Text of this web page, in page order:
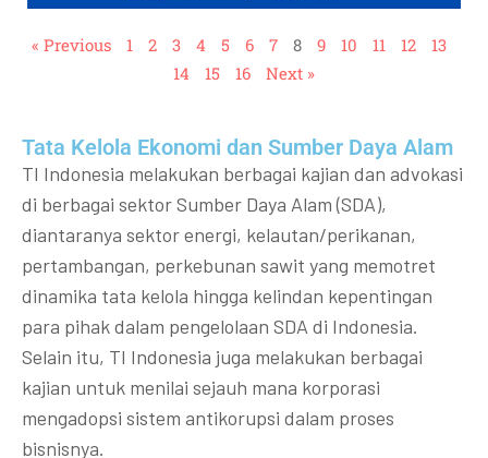
« Previous 1 2 3 4 5 6 7 8 9 10 11 12
13
14
15 16 Next »
Tata Kelola Ekonomi dan Sumber Daya Alam
TI Indonesia melakukan berbagai kajian dan advokasi
di berbagai sektor Sumber Daya Alam (SDA),
diantaranya sektor energi, kelautan/perikanan,
pertambangan, perkebunan sawit yang memotret
dinamika tata kelola hingga kelindan kepentingan
para pihak dalam pengelolaan SDA di Indonesia.
Selain itu, TI Indonesia juga melakukan berbagai
kajian untuk menilai sejauh mana korporasi
mengadopsi sistem antikorupsi dalam proses
bisnisnya.